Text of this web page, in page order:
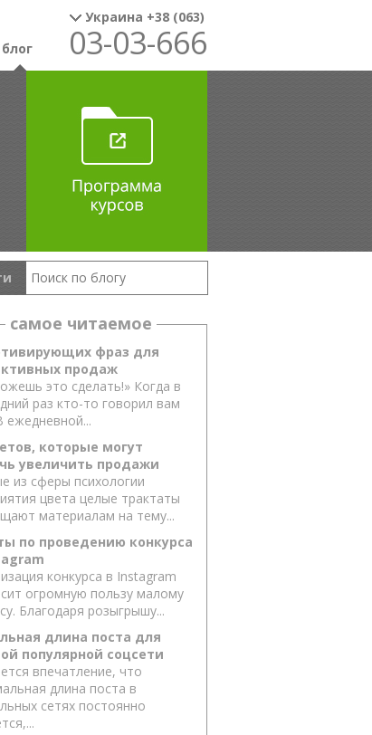
Украина +38 (063)
03-03-666
блог
самое читаемое
фраз для
продаж
это сделать!» Когда в
раз кто-то говорил вам
ежедневной...
которые могут
увеличить продажи
из сферы психологии
цвета целые трактаты
материалам на тему...
по проведению конкурса
конкурса в Instagram
огромную пользу малому
Благодаря розыгрышу...
длина поста для
популярной соцсети
впечатление, что
длина поста в
сетях постоянно